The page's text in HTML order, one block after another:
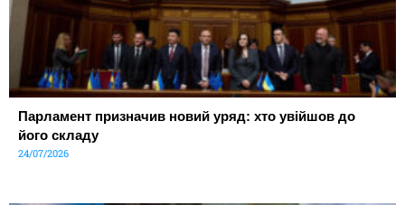
Парламент призначив новий уряд: хто увійшов до
його складу
24/07/2026